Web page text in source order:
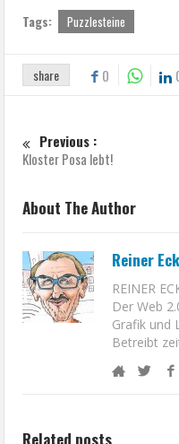
Tags: Puzzlesteine
share 0
Previous :
Kloster Posa lebt!
About The Author
Reiner
REINER
Der Web
Grafik und
Betreibt
Related posts